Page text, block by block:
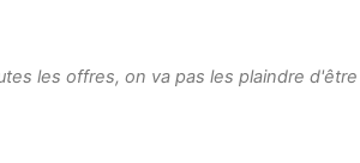
les offres, on va pas les plaindre d'être